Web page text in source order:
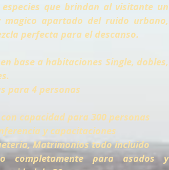
que brindan al visitante un
apartado del ruido urbano,
perfecta para el descanso.
base a habitaciones Single, dobles,
para 4 personas
capacidad para 300 personas
y capacitaciones
Matrimonios todo incluido
completamente para asados y